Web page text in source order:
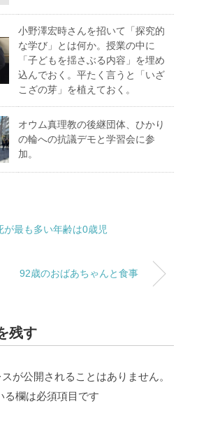
小野澤宏時さんを招いて「探究的
な学び」とは何か。授業の中に
「子どもを揺さぶる内容」を埋め
込んでおく。平たく言うと「いざ
こざの芽」を植えておく。
オウム真理教の後継団体、ひかり
の輪への抗議デモと学習会に参
加。
が最も多い年齢は0歳児
92歳のおばあちゃんと食事
残す
が公開されることはありません。
る欄は必須項目です